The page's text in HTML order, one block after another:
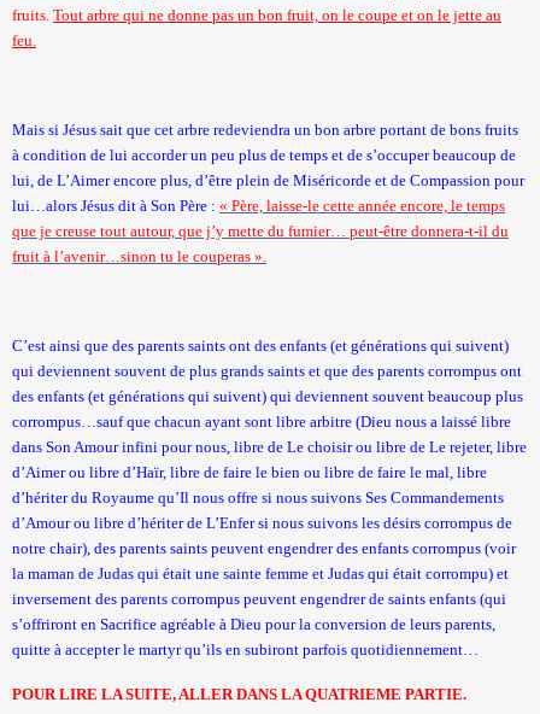
fruits. Tout arbre qui ne donne pas un bon fruit, on le coupe et on le jette au
feu.
Mais si Jésus sait que cet arbre redeviendra un bon arbre portant de bons fruits
à condition de lui accorder un peu plus de temps et de s’occuper beaucoup de
lui, de L’Aimer encore plus, d’être plein de Miséricorde et de Compassion pour
lui…alors Jésus dit à Son Père : « Père, laisse-le cette année encore, le temps
que je creuse tout autour, que j’y mette du fumier… peut-être donnera-t-il du
fruit à l’avenir…sinon tu le couperas ».
C’est ainsi que des parents saints ont des enfants (et générations qui suivent)
qui deviennent souvent de plus grands saints et que des parents corrompus ont
des enfants (et générations qui suivent) qui deviennent souvent beaucoup plus
corrompus…sauf que chacun ayant sont libre arbitre (Dieu nous a laissé libre
dans Son Amour infini pour nous, libre de Le choisir ou libre de Le rejeter, libre
d’Aimer ou libre d’Haïr, libre de faire le bien ou libre de faire le mal, libre
d’hériter du Royaume qu’Il nous offre si nous suivons Ses Commandements
d’Amour ou libre d’hériter de L’Enfer si nous suivons les désirs corrompus de
notre chair), des parents saints peuvent engendrer des enfants corrompus (voir
la maman de Judas qui était une sainte femme et Judas qui était corrompu) et
inversement des parents corrompus peuvent engendrer de saints enfants (qui
s’offriront en Sacrifice agréable à Dieu pour la conversion de leurs parents,
quitte à accepter le martyr qu’ils en subiront parfois quotidiennement…
POUR LIRE LA SUITE, ALLER DANS LA QUATRIEME PARTIE.